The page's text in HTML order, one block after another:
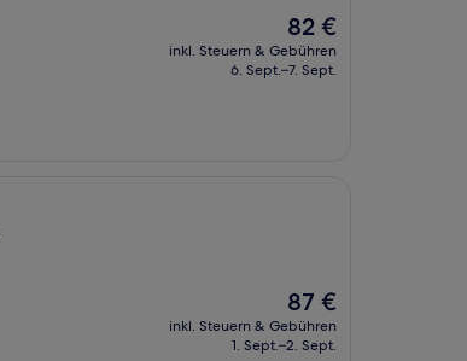
Der
Preis
beträgt
82 €
inkl. Steuern & Gebühren
6. Sept.–7. Sept.
Der
Preis
beträgt
87 €
inkl. Steuern & Gebühren
1. Sept.–2. Sept.